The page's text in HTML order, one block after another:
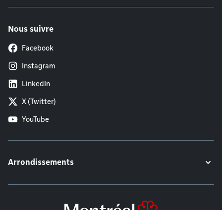
Nous suivre
Facebook
Instagram
LinkedIn
X (Twitter)
YouTube
Arrondissements